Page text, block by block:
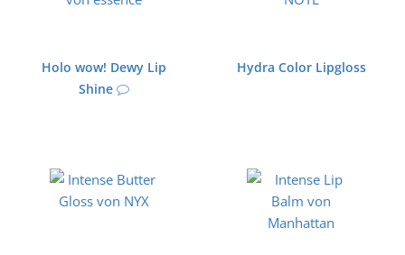
Holo wow! Dewy Lip
Shine
Hydra Color Lipgloss